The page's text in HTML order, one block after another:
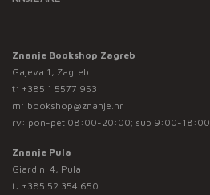
Znanje Bookshop Zagreb
Gajeva 1, Zagreb
t: +385 1 5577 953
m: bookshop@znanje.hr
rv: pon-pet 08:00-20:00; sub 9:00-18:00
Znanje Pula
Giardini 4, Pula
t: +385 52 354 650